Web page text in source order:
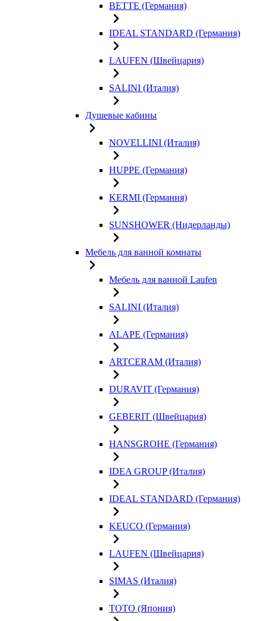
BETTE (Германия)
IDEAL STANDARD (Германия)
LAUFEN (Швейцария)
SALINI (Италия)
Душевые кабины
NOVELLINI (Италия)
HUPPE (Германия)
KERMI (Германия)
SUNSHOWER (Нидерланды)
Мебель для ванной комнаты
Мебель для ванной Laufen
SALINI (Италия)
ALAPE (Германия)
ARTCERAM (Италия)
DURAVIT (Германия)
GEBERIT (Швейцария)
HANSGROHE (Германия)
IDEA GROUP (Италия)
IDEAL STANDARD (Германия)
KEUCO (Германия)
LAUFEN (Швейцария)
SIMAS (Италия)
TOTO (Япония)